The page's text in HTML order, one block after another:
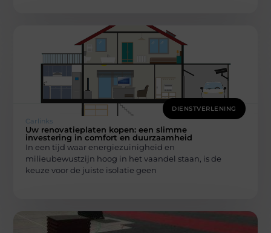
DIENSTVERLENING
Carlinks
Uw renovatieplaten kopen: een slimme
investering in comfort en duurzaamheid
In een tijd waar energiezuinigheid en
milieubewustzijn hoog in het vaandel staan, is de
keuze voor de juiste isolatie geen